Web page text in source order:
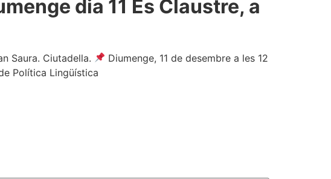
dia 11 Es Claustre, a
Saura. Ciutadella.
Diumenge, 11 de desembre a les 12
Política Lingüística